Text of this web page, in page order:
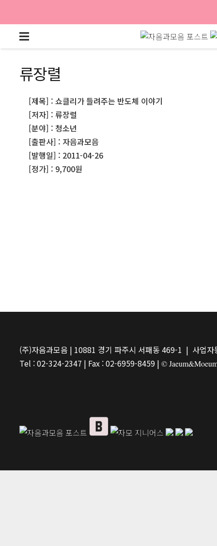
류장렬
[제목] : 쇼클리가 들려주는 반도체 이야기
[저자] : 류장렬
[분야] : 청소년
[출판사] : 자음과모음
[발행일] : 2011-04-26
[정가] : 9,700원
(주)자음과모음 | 10881 경기 파주시 서패동 469-1 | 사업
Tel : 02-324-2347 | Fax : 02-6959-8459 | ©